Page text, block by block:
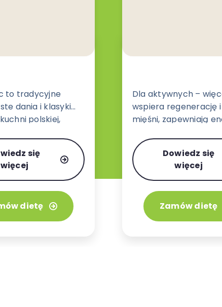
to tradycyjne
dania i klasyki
polskiej,
w wariancie 3 lub 4
się
więcej
dietę
Dla aktywnych –
wspiera regenerację
mięśni, zapewniają
Dowiedz się
więcej
Zamów dietę